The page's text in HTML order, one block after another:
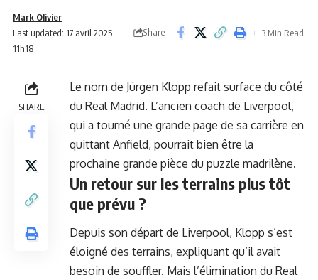
Last updated: 17 avril 2025
11h18
Mark Olivier
Share
3 Min Read
SHARE
Le nom de Jürgen Klopp refait surface du côté
du Real Madrid. L’ancien coach de Liverpool,
qui a tourné une grande page de sa carrière en
quittant Anfield, pourrait bien être la
prochaine grande pièce du puzzle madrilène.
Un retour sur les terrains plus tôt
que prévu ?
Depuis son départ de Liverpool, Klopp s’est
éloigné des terrains, expliquant qu’il avait
besoin de souffler. Mais l’élimination du Real